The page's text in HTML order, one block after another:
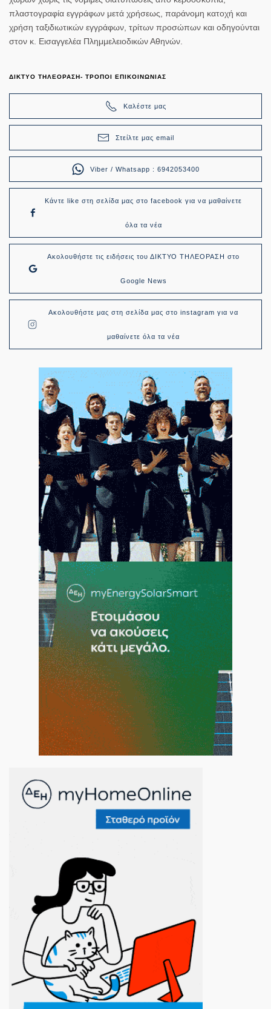
πλαστογραφία εγγράφων μετά χρήσεως, παράνομη κατοχή και
χρήση ταξιδιωτικών εγγράφων, τρίτων προσώπων και οδηγούνται
στον κ. Εισαγγελέα Πλημμελειοδικών Αθηνών.
ΔΙΚΤΥΟ ΤΗΛΕΟΡΑΣΗ- ΤΡΟΠΟΙ ΕΠΙΚΟΙΝΩΝΙΑΣ
Καλέστε μας
Στείλτε μας email
Viber / Whatsapp : 6942053400
Κάντε like στη σελίδα μας στο facebook για να μαθαίνετε
όλα τα νέα
Ακολουθήστε τις ειδήσεις του ΔΙΚΤΥΟ ΤΗΛΕΟΡΑΣΗ στο
Google News
Ακολουθήστε μας στη σελίδα μας στο instagram για να
μαθαίνετε όλα τα νέα